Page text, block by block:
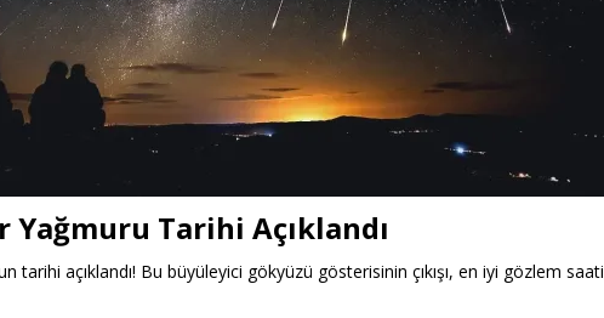
Yağmuru Tarihi Açıklandı
tarihi açıklandı! Bu büyüleyici gökyüzü gösterisinin çıkışı, en iyi gözlem saati